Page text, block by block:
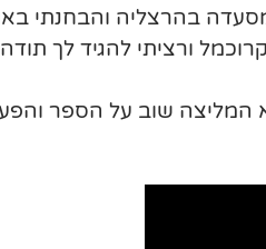
בהרצליה והבחנתי
ורציתי להגיד לך
ששודרה בתכנית של אודטה במרץ 2003, היא המליצה שוב